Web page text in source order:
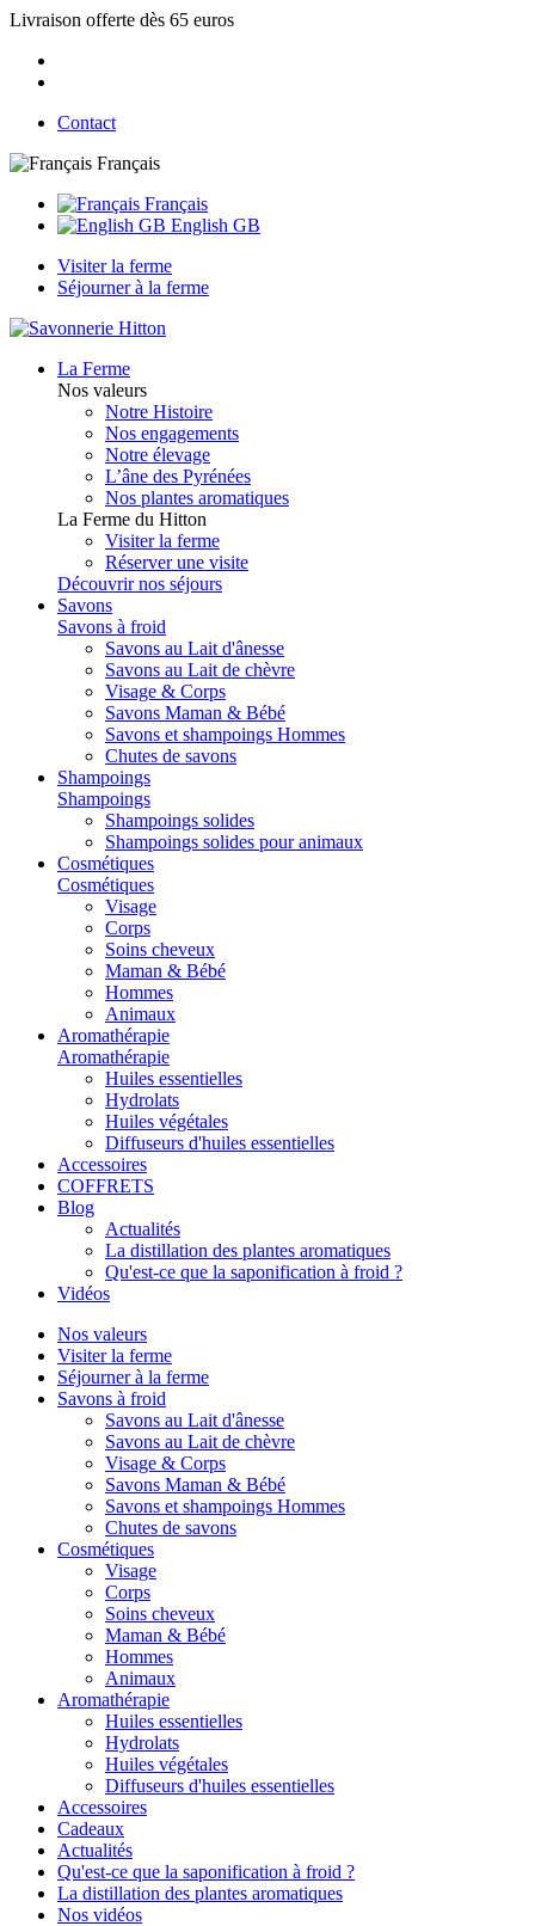
Livraison offerte dès 65 euros
Contact
Français
Français
English GB
Visiter la ferme
Séjourner à la ferme
La Ferme
Nos valeurs
Notre Histoire
Nos engagements
Notre élevage
L’âne des Pyrénées
Nos plantes aromatiques
La Ferme du Hitton
Visiter la ferme
Réserver une visite
Découvrir nos séjours
Savons
Savons à froid
Savons au Lait d'ânesse
Savons au Lait de chèvre
Visage & Corps
Savons Maman & Bébé
Savons et shampoings Hommes
Chutes de savons
Shampoings
Shampoings
Shampoings solides
Shampoings solides pour animaux
Cosmétiques
Cosmétiques
Visage
Corps
Soins cheveux
Maman & Bébé
Hommes
Animaux
Aromathérapie
Aromathérapie
Huiles essentielles
Hydrolats
Huiles végétales
Diffuseurs d'huiles essentielles
Accessoires
COFFRETS
Blog
Actualités
La distillation des plantes aromatiques
Qu'est-ce que la saponification à froid ?
Vidéos
Nos valeurs
Visiter la ferme
Séjourner à la ferme
Savons à froid
Savons au Lait d'ânesse
Savons au Lait de chèvre
Visage & Corps
Savons Maman & Bébé
Savons et shampoings Hommes
Chutes de savons
Cosmétiques
Visage
Corps
Soins cheveux
Maman & Bébé
Hommes
Animaux
Aromathérapie
Huiles essentielles
Hydrolats
Huiles végétales
Diffuseurs d'huiles essentielles
Accessoires
Cadeaux
Actualités
Qu'est-ce que la saponification à froid ?
La distillation des plantes aromatiques
Nos vidéos